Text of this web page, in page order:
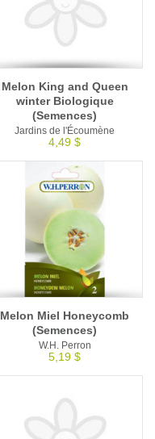
Melon King and Queen
winter Biologique
(Semences)
Jardins de l'Écoumène
4,49 $
Melon Miel Honeycomb
(Semences)
W.H. Perron
5,19 $